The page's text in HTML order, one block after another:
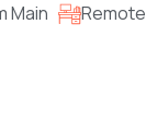
Main